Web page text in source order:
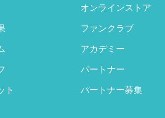
ト
オンラインストア
ファンクラブ
アカデミー
パートナー
パートナー募集